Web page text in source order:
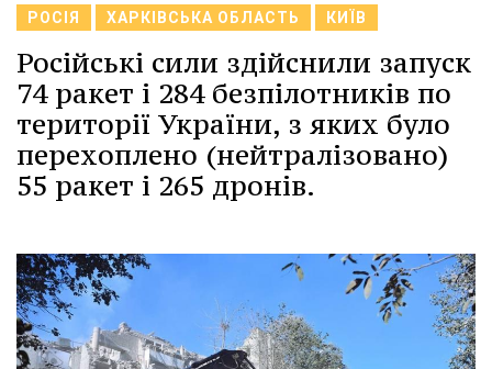
РОСІЯ ХАРКІВСЬКА ОБЛАСТЬ КИЇВ
Російські сили здійснили запуск
74 ракет і 284 безпілотників по
території України, з яких було
перехоплено (нейтралізовано)
55 ракет і 265 дронів.